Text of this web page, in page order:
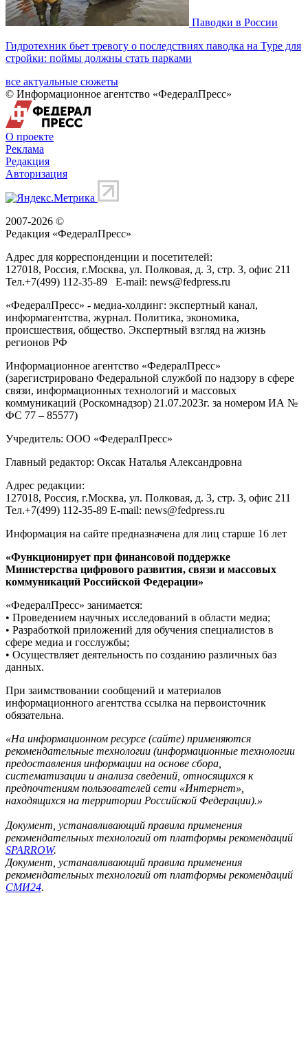
Паводки в России
Гидротехник бьет тревогу о последствиях паводка на Туре для
стройки: поймы должны стать парками
все актуальные сюжеты
© Информационное агентство «ФедералПресс»
О проекте
Реклама
Редакция
Авторизация
2007-2026 ©
Редакция «ФедералПресс»
Адрес для корреспонденции и посетителей:
127018, Россия, г.Москва, ул. Полковая, д. 3, стр. 3, офис 211
Тел.+7(499) 112-35-89 E-mail: news@fedpress.ru
«ФедералПресс» - медиа-холдинг: экспертный канал,
информагентства, журнал. Политика, экономика,
происшествия, общество. Экспертный взгляд на жизнь
регионов РФ
Информационное агентство «ФедералПресс»
(зарегистрировано Федеральной службой по надзору в сфере
связи, информационных технологий и массовых
коммуникаций (Роскомнадзор) 21.07.2023г. за номером ИА №
ФС 77 – 85577)
Учредитель: ООО «ФедералПресс»
Главный редактор: Оксак Наталья Александровна
Адрес редакции:
127018, Россия, г.Москва, ул. Полковая, д. 3, стр. 3, офис 211
Тел.+7(499) 112-35-89 E-mail: news@fedpress.ru
Информация на сайте предназначена для лиц старше 16 лет
«Функционирует при финансовой поддержке
Министерства цифрового развития, связи и массовых
коммуникаций Российской Федерации»
«ФедералПресс» занимается:
• Проведением научных исследований в области медиа;
• Разработкой приложений для обучения специалистов в
сфере медиа и госслужбы;
• Осуществляет деятельность по созданию различных баз
данных.
При заимствовании сообщений и материалов
информационного агентства ссылка на первоисточник
обязательна.
«На информационном ресурсе (сайте) применяются
рекомендательные технологии (информационные технологии
предоставления информации на основе сбора,
систематизации и анализа сведений, относящихся к
предпочтениям пользователей сети «Интернет»,
находящихся на территории Российской Федерации).»
Документ, устанавливающий правила применения
рекомендательных технологий от платформы рекомендаций
SPARROW.
Документ, устанавливающий правила применения
рекомендательных технологий от платформы рекомендаций
СМИ24.